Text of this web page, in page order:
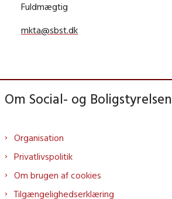
Fuldmægtig
mkta@sbst.dk
Om Social- og Boligstyrelsen
Organisation
Privatlivspolitik
Om brugen af cookies
Tilgængelighedserklæring